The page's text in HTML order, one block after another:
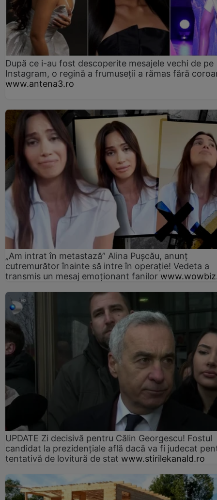
După ce i-au fost descoperite mesajele vechi de pe
Instagram, o regină a frumuseții a rămas fără
www.antena3.ro
„Am intrat în metastază” Alina Pușcău, anunț
cutremurător înainte să intre în operație! Vedeta a
transmis un mesaj emoționant fanilor
UPDATE Zi decisivă pentru Călin Georgescu! Fostul
candidat la prezidențiale află dacă va fi judecat
tentativă de lovitură de stat www.stirilekanald.ro